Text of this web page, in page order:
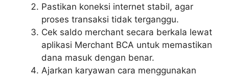
Pastikan koneksi internet stabil, agar
proses transaksi tidak terganggu.
Cek saldo merchant secara berkala lewat
aplikasi Merchant BCA untuk memastikan
dana masuk dengan benar.
Ajarkan karyawan cara menggunakan